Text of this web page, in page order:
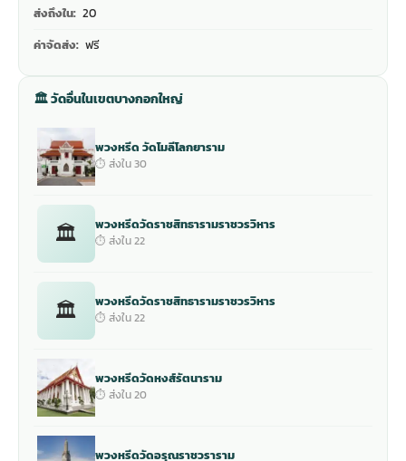
ส่งถึงใน: 20
ค่าจัดส่ง: ฟรี
🏛 วัดอื่นในเขตบางกอกใหญ่
พวงหรีด วัดโมลีโลกยาราม
⏱ ส่งใน 30
🏛 พวงหรีดวัดราชสิทธารามราชวรวิหาร
⏱ ส่งใน 22
🏛 พวงหรีดวัดราชสิทธารามราชวรวิหาร
⏱ ส่งใน 22
พวงหรีดวัดหงส์รัตนาราม
⏱ ส่งใน 20
พวงหรีดวัดอรุณราชวราราม